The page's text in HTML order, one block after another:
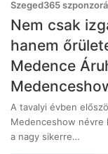
Szeged365
Nem csak
hanem
Medence
A tavalyi évben
Medenceshow névre
a nagy sikerre…